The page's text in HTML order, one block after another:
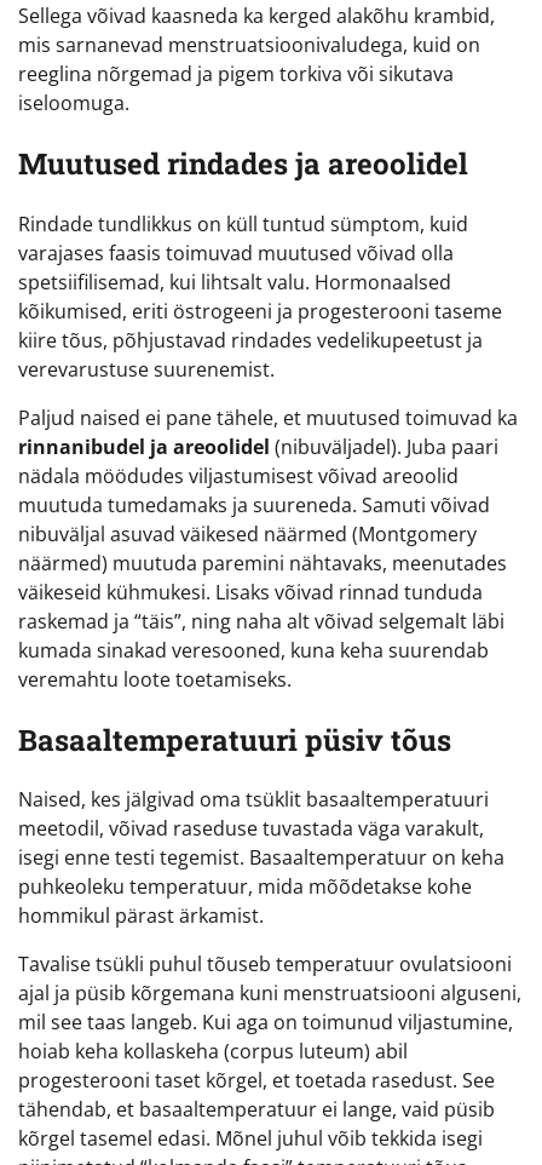
Sellega võivad kaasneda ka kerged alakõhu krambid,
mis sarnanevad menstruatsioonivaludega, kuid on
reeglina nõrgemad ja pigem torkiva või sikutava
iseloomuga.
Muutused rindades ja areoolidel
Rindade tundlikkus on küll tuntud sümptom, kuid
varajases faasis toimuvad muutused võivad olla
spetsiifilisemad, kui lihtsalt valu. Hormonaalsed
kõikumised, eriti östrogeeni ja progesterooni taseme
kiire tõus, põhjustavad rindades vedelikupeetust ja
verevarustuse suurenemist.
Paljud naised ei pane tähele, et muutused toimuvad ka
rinnanibudel ja areoolidel (nibuväljadel). Juba paari
nädala möödudes viljastumisest võivad areoolid
muutuda tumedamaks ja suureneda. Samuti võivad
nibuväljal asuvad väikesed näärmed (Montgomery
näärmed) muutuda paremini nähtavaks, meenutades
väikeseid kühmukesi. Lisaks võivad rinnad tunduda
raskemad ja “täis”, ning naha alt võivad selgemalt läbi
kumada sinakad veresooned, kuna keha suurendab
veremahtu loote toetamiseks.
Basaaltemperatuuri püsiv tõus
Naised, kes jälgivad oma tsüklit basaaltemperatuuri
meetodil, võivad raseduse tuvastada väga varakult,
isegi enne testi tegemist. Basaaltemperatuur on keha
puhkeoleku temperatuur, mida mõõdetakse kohe
hommikul pärast ärkamist.
Tavalise tsükli puhul tõuseb temperatuur ovulatsiooni
ajal ja püsib kõrgemana kuni menstruatsiooni alguseni,
mil see taas langeb. Kui aga on toimunud viljastumine,
hoiab keha kollaskeha (corpus luteum) abil
progesterooni taset kõrgel, et toetada rasedust. See
tähendab, et basaaltemperatuur ei lange, vaid püsib
kõrgel tasemel edasi. Mõnel juhul võib tekkida isegi